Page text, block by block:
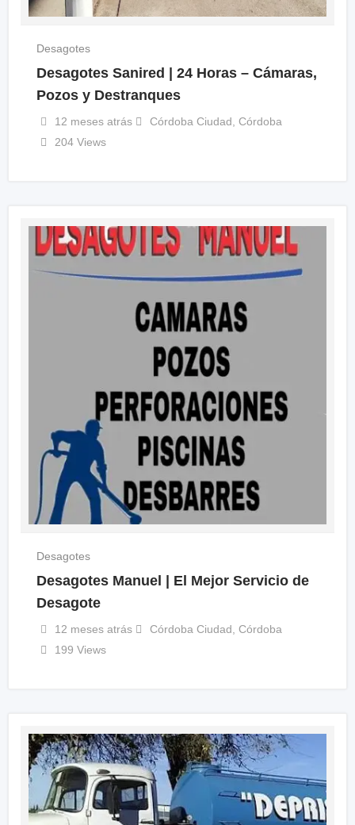
Desagotes
Desagotes Sanired | 24 Horas – Cámaras,
Pozos y Destranques
12 meses atrás Córdoba Ciudad, Córdoba
204 Views
Desagotes
Desagotes Manuel | El Mejor Servicio de
Desagote
12 meses atrás Córdoba Ciudad, Córdoba
199 Views